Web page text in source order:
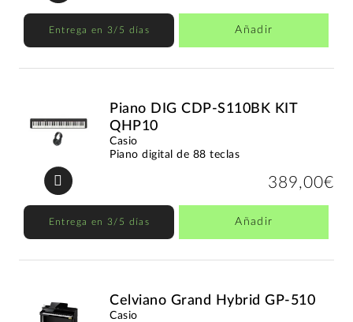
Entrega en 3/5 días Añadir
Piano DIG CDP-S110BK KIT
QHP10
Casio
Piano digital de 88 teclas
389,00€
Entrega en 3/5 días Añadir
Celviano Grand Hybrid GP-510
Casio